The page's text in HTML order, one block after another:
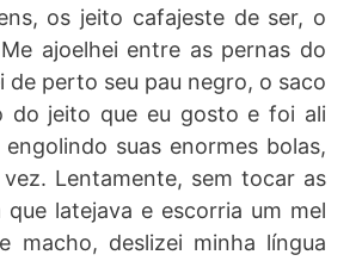
os jeito cafajeste de ser, o
ajoelhei entre as pernas do
de perto seu pau negro, o saco
do jeito que eu gosto e foi ali
suas enormes bolas,
Lentamente, sem tocar as
que latejava e escorria um mel
macho, deslizei minha língua